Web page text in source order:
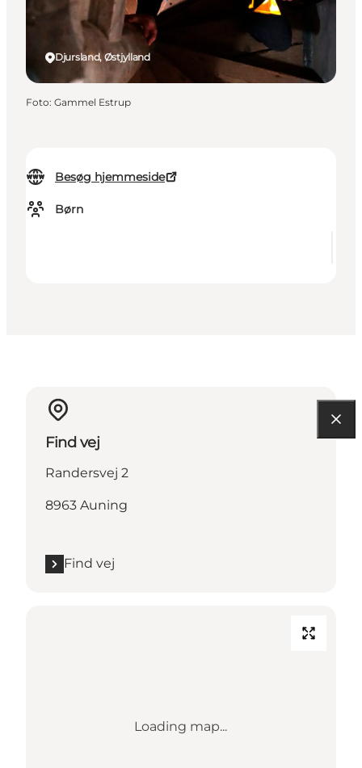
Besøg hjemmeside
Børn
Djursland, Østjylland
Foto: Gammel Estrup
Find vej
Randersvej 2
8963 Auning
Find vej
Loading map...